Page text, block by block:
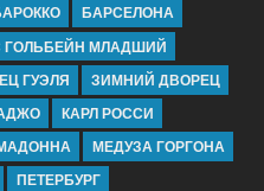
БАРСЕЛОНА
ГОЛЬБЕЙН МЛАДШИЙ
ГУЭЛЯ
ЗИМНИЙ ДВОРЕЦ
КАРЛ РОССИ
МЕДУЗА ГОРГОНА
ПЕТЕРБУРГ